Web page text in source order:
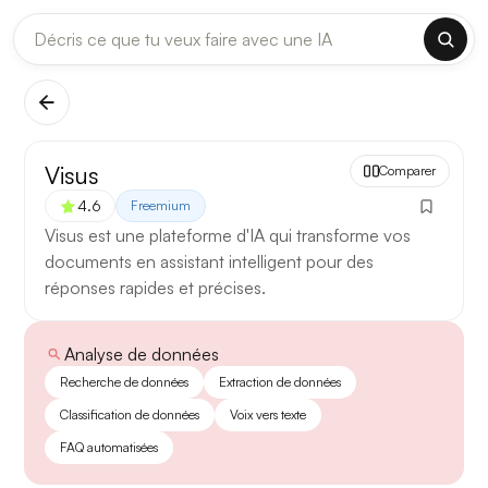
✕
DERNIÈRES MISES À JOUR MODÈLES
Claude
[TEST] Claude Opus 4.8 : ce qui change
5 août 2026
Anthropic met à jour Claude Opus le 2 août 2026. Cette
version porte sur la longueur de contexte, la fiabilité des
réponses longues et la vitesse de première réponse.
Contexte étendu
— les documents longs sont traités
d’un seul tenant, sans découpage manuel.
Réponses longues— moins de pertes de fil sur les
textes de plusieurs milliers de mots.
Visus
4.6 Freemium
Visus est une plateforme d'IA qui transforme vos
documents en assistant intelligent pour des
réponses rapides et précises.
Comparer
Analyse de données
Recherche de données
Extraction de données
Classification de données
Voix vers texte
FAQ automatisées